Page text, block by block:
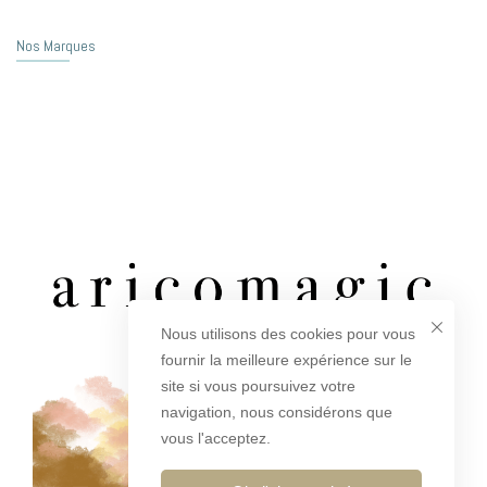
Nos Marques
Nous utilisons des cookies pour vous
fournir la meilleure expérience sur le
site si vous poursuivez votre
navigation, nous considérons que
vous l'acceptez.